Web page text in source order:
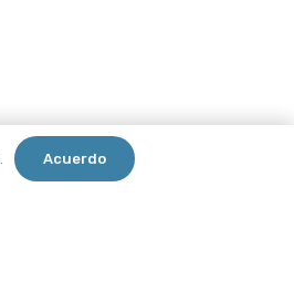
Acuerdo